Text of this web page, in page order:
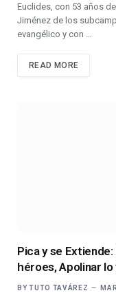
Euclides, con 53 años
Jiménez de los
evangélico y con …
READ MORE
Pica y se
héroes, Apolinar
BY TUTO TAVÁREZ